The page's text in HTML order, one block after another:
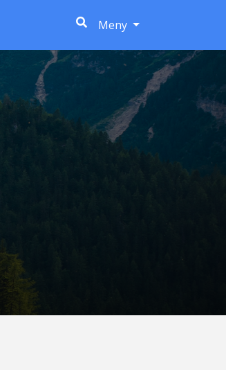
Meny (current)